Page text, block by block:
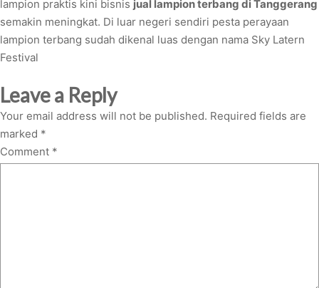
lampion praktis kini bisnis jual lampion terbang di Tanggerang
semakin meningkat. Di luar negeri sendiri pesta perayaan
lampion terbang sudah dikenal luas dengan nama Sky Latern
Festival
Leave a Reply
Your email address will not be published. Required fields are
marked *
Comment *